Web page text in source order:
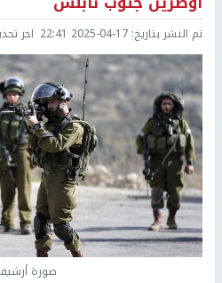
تم النشر بتاريخ: 2025-04-17 22:41 اخر
صورة